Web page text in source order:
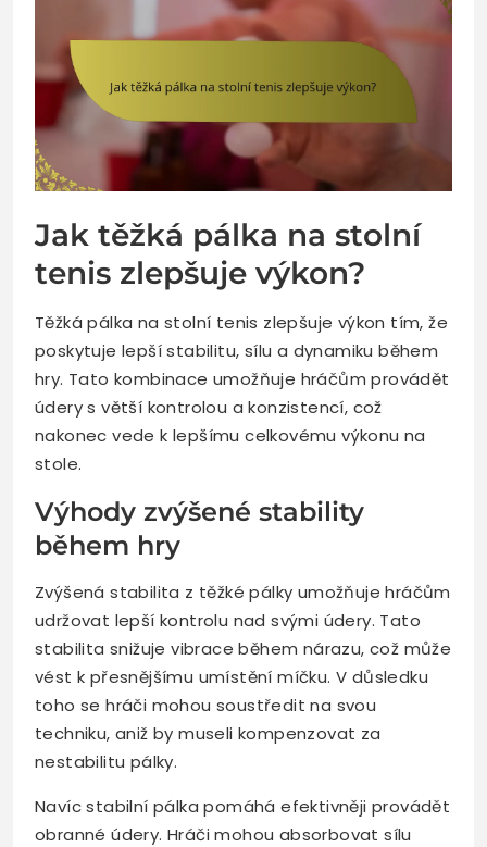
Jak těžká pálka na stolní
tenis zlepšuje výkon?
Těžká pálka na stolní tenis zlepšuje výkon tím, že
poskytuje lepší stabilitu, sílu a dynamiku během
hry. Tato kombinace umožňuje hráčům provádět
údery s větší kontrolou a konzistencí, což
nakonec vede k lepšímu celkovému výkonu na
stole.
Výhody zvýšené stability
během hry
Zvýšená stabilita z těžké pálky umožňuje hráčům
udržovat lepší kontrolu nad svými údery. Tato
stabilita snižuje vibrace během nárazu, což může
vést k přesnějšímu umístění míčku. V důsledku
toho se hráči mohou soustředit na svou
techniku, aniž by museli kompenzovat za
nestabilitu pálky.
Navíc stabilní pálka pomáhá efektivněji provádět
obranné údery. Hráči mohou absorbovat sílu